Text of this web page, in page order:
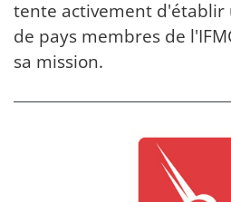
tente activement d'établir
de pays membres de
sa mission.